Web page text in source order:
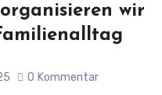
wir
0 Kommentar